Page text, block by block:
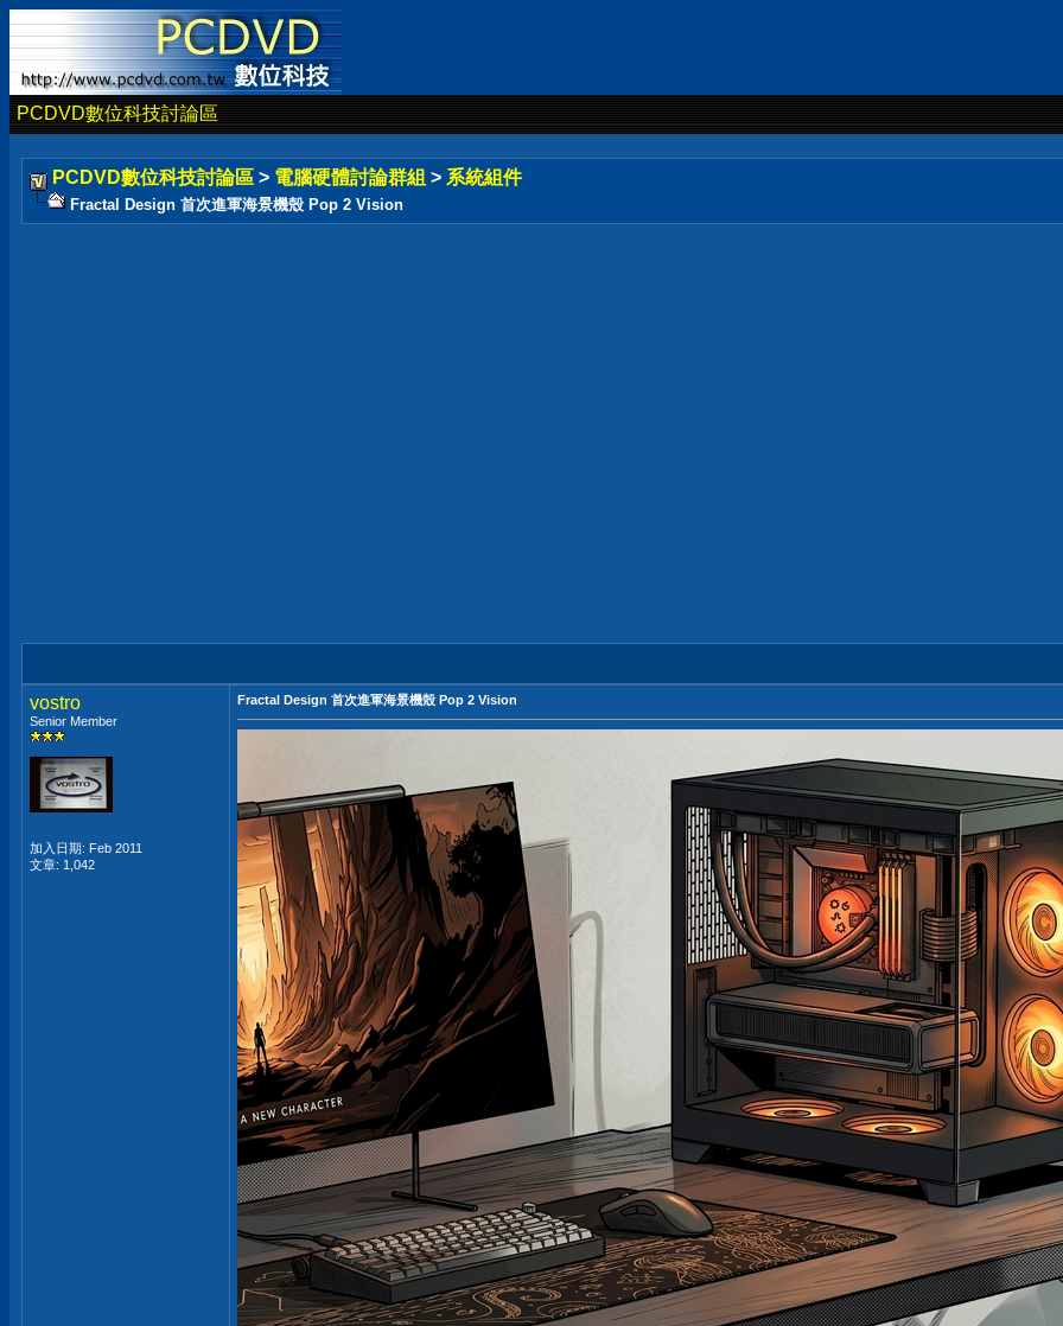
PCDVD數位科技討論區
PCDVD數位科技討論區 > 電腦硬體討論群組 > 系統組件
Fractal Design 首次進軍海景機殼 Pop 2 Vision
vostro
Senior Member
加入日期: Feb 2011
文章: 1,042
Fractal Design 首次進軍海景機殼 Pop 2 Vision